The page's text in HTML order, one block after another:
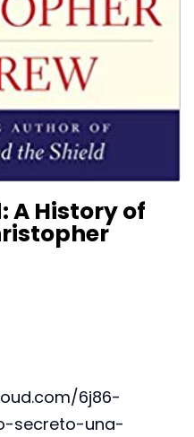
A History of
6j86-
secreto-una-